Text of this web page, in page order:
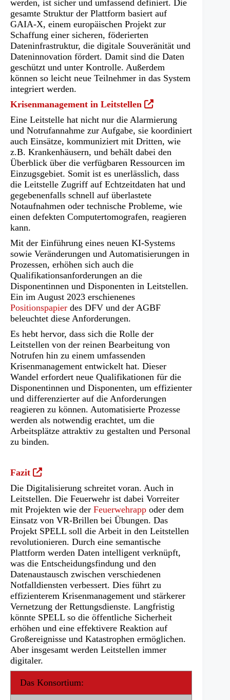
werden, ist sicher und umfassend definiert. Die
gesamte Struktur der Plattform basiert auf
GAIA-X, einem europäischen Projekt zur
Schaffung einer sicheren, föderierten
Dateninfrastruktur, die digitale Souveränität und
Dateninnovation fördert. Damit sind die Daten
geschützt und unter Kontrolle. Außerdem
können so leicht neue Teilnehmer in das System
integriert werden.
Krisenmanagement in Leitstellen (Öffnet
einem
neuen
Tab)
Eine Leitstelle hat nicht nur die Alarmierung
und Notrufannahme zur Aufgabe, sie koordiniert
auch Einsätze, kommuniziert mit Dritten, wie
z.B. Krankenhäusern, und behält dabei den
Überblick über die verfügbaren Ressourcen im
Einzugsgebiet. Somit ist es unerlässlich, dass
die Leitstelle Zugriff auf Echtzeitdaten hat und
gegebenenfalls schnell auf überlastete
Notaufnahmen oder technische Probleme, wie
einen defekten Computertomografen, reagieren
kann.
Mit der Einführung eines neuen KI-Systems
sowie Veränderungen und Automatisierungen in
Prozessen, erhöhen sich auch die
Qualifikationsanforderungen an die
Disponentinnen und Disponenten in Leitstellen.
Ein im August 2023 erschienenes
Positionspapier des DFV und der AGBF
beleuchtet diese Anforderungen.
Es hebt hervor, dass sich die Rolle der
Leitstellen von der reinen Bearbeitung von
Notrufen hin zu einem umfassenden
Krisenmanagement entwickelt hat. Dieser
Wandel erfordert neue Qualifikationen für die
Disponentinnen und Disponenten, um effizienter
und differenzierter auf die Anforderungen
reagieren zu können. Automatisierte Prozesse
werden als notwendig erachtet, um die
Arbeitsplätze attraktiv zu gestalten und Personal
zu binden.
Fazit(Öffnet
in
einem
neuen
Tab)
Die Digitalisierung schreitet voran. Auch in
Leitstellen. Die Feuerwehr ist dabei Vorreiter
mit Projekten wie der Feuerwehrapp oder dem
Einsatz von VR-Brillen bei Übungen. Das
Projekt SPELL soll die Arbeit in den Leitstellen
revolutionieren. Durch eine semantische
Plattform werden Daten intelligent verknüpft,
was die Entscheidungsfindung und den
Datenaustausch zwischen verschiedenen
Notfalldiensten verbessert. Dies führt zu
effizienterem Krisenmanagement und stärkerer
Vernetzung der Rettungsdienste. Langfristig
könnte SPELL so die öffentliche Sicherheit
erhöhen und eine effektivere Reaktion auf
Großereignisse und Katastrophen ermöglichen.
Aber insgesamt werden Leitstellen immer
digitaler.
Das Konsortium: